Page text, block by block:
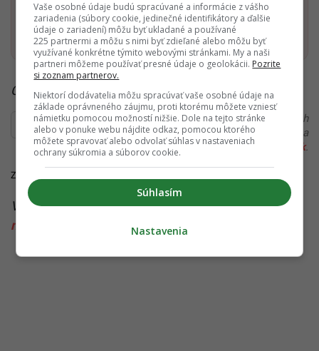
Pridať ako preferovaný zdroj
Startitup, odkaz sa otvorí v
Čítaj viac z kategórie:Zaujímavosti
Ďakujeme, že čítaš Startitup. V prípade, že máš postreh
alebo si našiel v článku chybu, napíš nám na
redakcia@startitup.sk.
Zdroje: TASR,
Viac k téme:plyn,studia,varenie na plyne,varenie
na plyne rizika
Vaše osobné údaje budú spracúvané a informácie z vášho
zariadenia (súbory cookie, jedinečné identifikátory a ďalšie
údaje o zariadení) môžu byť ukladané a používané
225 partnermi a môžu s nimi byť zdieľané alebo môžu byť
využívané konkrétne týmito webovými stránkami. My a naši
partneri môžeme používať presné údaje o geolokácii. Pozrite
si zoznam partnerov.
Niektorí dodávatelia môžu spracúvať vaše osobné údaje na
základe oprávneného záujmu, proti ktorému môžete vzniesť
námietku pomocou možností nižšie. Dole na tejto stránke
alebo v ponuke webu nájdite odkaz, pomocou ktorého
môžete spravovať alebo odvolať súhlas v nastaveniach
ochrany súkromia a súborov cookie.
Súhlasím
Nastavenia